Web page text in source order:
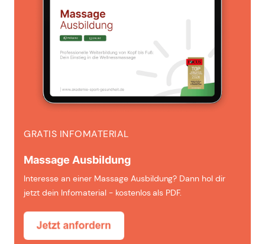
GRATIS INFOMATERIAL
Massage Ausbildung
Interesse an einer Massage Ausbildung? Dann hol dir
jetzt dein Infomaterial - kostenlos als PDF.